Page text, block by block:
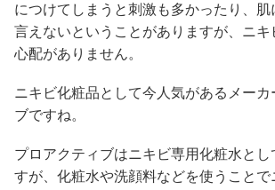
につけてしまうと刺激も多かったり、
言えないということがありますが、ニ
心配がありません。
ニキビ化粧品として今人気があるメーカ
ブですね。
プロアクティブはニキビ専用化粧水とし
すが、化粧水や洗顔料などを使うことで